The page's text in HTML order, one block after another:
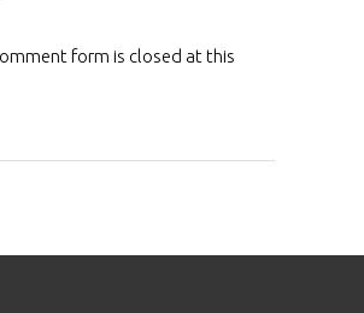
form is closed at this